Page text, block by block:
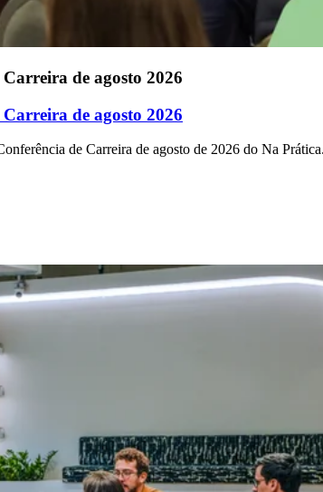
de agosto 2026
de agosto 2026
de Carreira de agosto de 2026 do Na